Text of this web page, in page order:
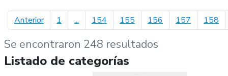
Anteriorpágina anterior
1 ... 154 155 156 157 158
Se encontraron 248 resultados
Listado de categorías